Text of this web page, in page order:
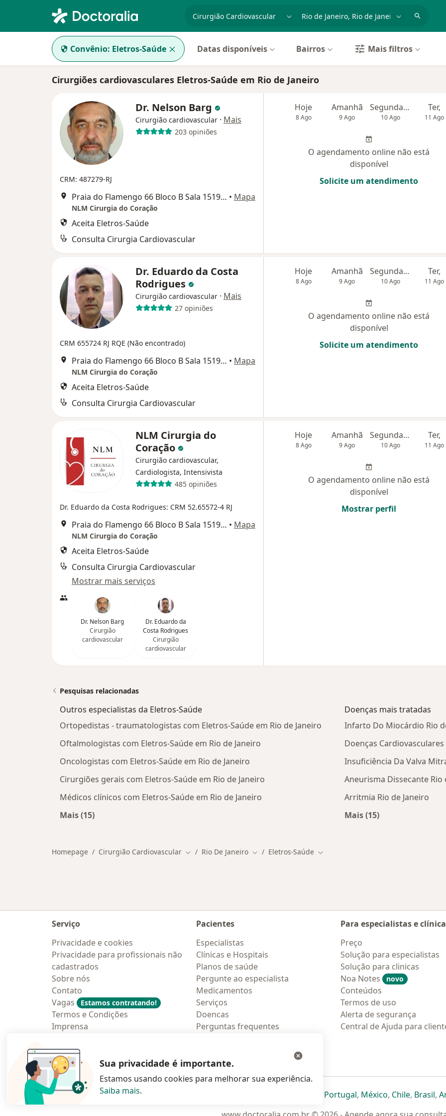
Convênio: Eletros-Saúde Datas disponíveis Bairros Mais filtros
Cirurgiões cardiovasculares Eletros-Saúde em Rio de Janeiro
Dr. Nelson Barg
Cirurgião cardiovascular · Mais
203 opiniões
CRM: 487279-RJ
Praia do Flamengo 66 Bloco B Sala 1519, Rio de Janeiro • Mapa
NLM Cirurgia do Coração
Aceita Eletros-Saúde
Consulta Cirurgia Cardiovascular
Hoje
8 Ago
Amanhã
9 Ago
Segunda-feira
10 Ago
Ter,
11 Ago
O agendamento online não está
disponível
Solicite um atendimento
Dr. Eduardo da Costa
Rodrigues
Cirurgião cardiovascular · Mais
27 opiniões
CRM 655724 RJ RQE (Não encontrado)
Praia do Flamengo 66 Bloco B Sala 1519, Rio de Janeiro • Mapa
NLM Cirurgia do Coração
Aceita Eletros-Saúde
Consulta Cirurgia Cardiovascular
Hoje
8 Ago
Amanhã
9 Ago
Segunda-feira
10 Ago
Ter,
11 Ago
O agendamento online não está
disponível
Solicite um atendimento
NLM Cirurgia do
Coração
Cirurgião cardiovascular,
Cardiologista, Intensivista
485 opiniões
Dr. Eduardo da Costa Rodrigues: CRM 52.65572-4 RJ
Praia do Flamengo 66 Bloco B Sala 1519, Rio de Janeiro • Mapa
NLM Cirurgia do Coração
Aceita Eletros-Saúde
Consulta Cirurgia Cardiovascular
Mostrar mais serviços
Dr. Nelson Barg
Cirurgião
cardiovascular
Dr. Eduardo da
Costa Rodrigues
Cirurgião
cardiovascular
Hoje
8 Ago
Amanhã
9 Ago
Segunda-feira
10 Ago
Ter,
11 Ago
O agendamento online não está
disponível
Mostrar perfil
Pesquisas relacionadas
Outros especialistas da Eletros-Saúde
Ortopedistas - traumatologistas com Eletros-Saúde em Rio de Janeiro
Oftalmologistas com Eletros-Saúde em Rio de Janeiro
Oncologistas com Eletros-Saúde em Rio de Janeiro
Cirurgiões gerais com Eletros-Saúde em Rio de Janeiro
Médicos clínicos com Eletros-Saúde em Rio de Janeiro
Mais (15)
Doenças mais tratadas
Infarto Do Miocárdio Rio
Doenças Cardiovasculares
Insuficiência Da Valva
Aneurisma Dissecante Rio
Arritmia Rio de Janeiro
Mais (15)
Homepage Cirurgião Cardiovascular Mudar de cidade
Rio De Janeiro Mudar de cidade
Eletros-Saúde Mudar de cidade
Serviço
Privacidade e cookies
Privacidade para profissionais não
cadastrados
Sobre nós
Contato
Vagas
Estamos contratando!
Termos e Condições
Imprensa
Pacientes
Especialistas
Clínicas e Hospitais
Planos de saúde
Pergunte ao especialista
Medicamentos
Serviços
Doencas
Perguntas frequentes
Para especialistas e
Preço
Solução para especialistas
Solução para clinicas
Noa Notes
novo
Conteúdos
Termos de uso
Alerta de segurança
Central de Ajuda para
Polska abre num novo separadorabre num novo separador
abre num novo separador
Portugalabre num novo
, Méxicoabre num
, Chileabre
, Brasil,
Sua privacidade é importante.
Estamos usando cookies para melhorar sua experiência.
Saiba mais.